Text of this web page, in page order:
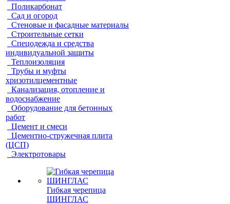
Поликарбонат
Сад и огород
Стеновые и фасадные материалы
Строительные сетки
Спецодежда и средства
индивидуальной защиты
Теплоизоляция
Трубы и муфты
хризотилцементные
Канализация, отопление и
водоснабжение
Оборудование для бетонных
работ
Цемент и смеси
Цементно-стружечная плита
(ЦСП)
Электротовары
Гибкая черепица
ШИНГЛАС